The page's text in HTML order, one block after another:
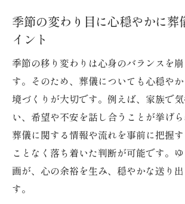
説
小山聖苑利用で安心の葬儀を実現
小山聖苑を選ぶ葬儀のメリッ
葬儀会場選びで小山聖苑が選
小山聖苑の利用手続きと葬儀
安心して葬儀を進めるための
小山聖苑アクセス情報と葬儀
季節の変わり目に心穏やかに葬
イント
季節の移り変わりは心身のバランスを
す。そのため、葬儀についても心穏や
境づくりが大切です。例えば、家族で
い、希望や不安を話し合うことが挙げら
葬儀に関する情報や流れを事前に把握
ことなく落ち着いた判断が可能です。
画が、心の余裕を生み、穏やかな送り
す。